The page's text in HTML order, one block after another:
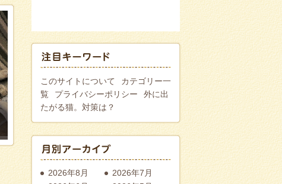
このサイトについて
カテゴリー一
覧
プライバシーポリシー
外に出
たがる猫。対策は？
2026年8月
2026年7月